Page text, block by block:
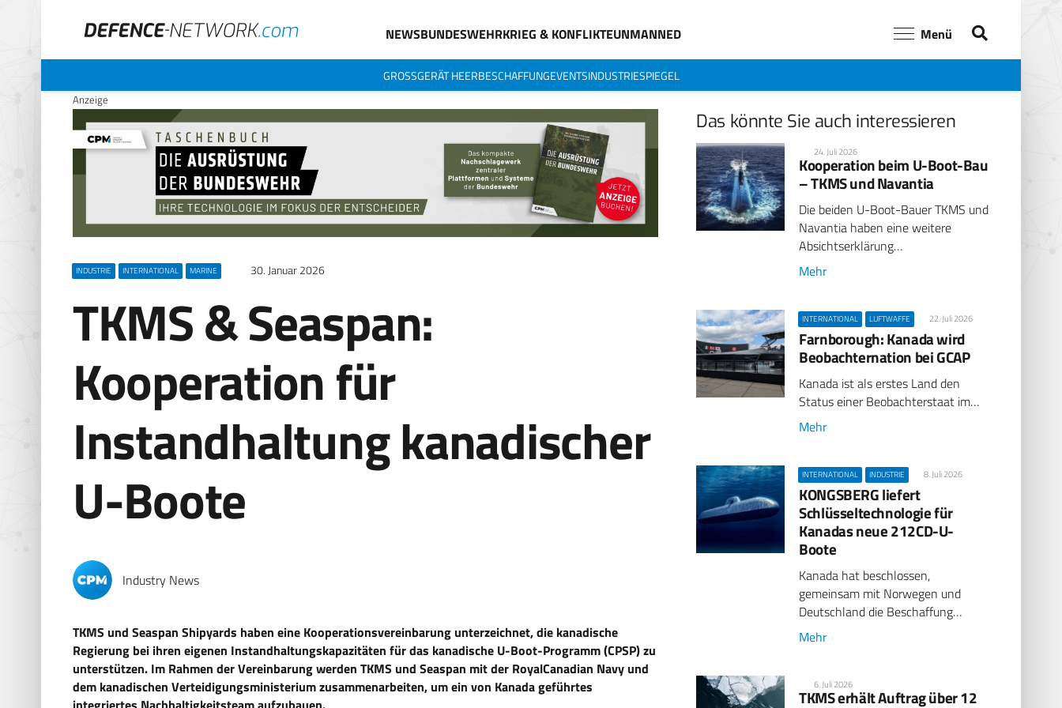
NEWSBUNDESWEHRKRIEG & KONFLIKTEUNMANNED Menü
GROSSGERÄT HEERBESCHAFFUNGEVENTSINDUSTRIESPIEGEL
Anzeige
INDUSTRIE INTERNATIONAL MARINE 30. Januar 2026
TKMS & Seaspan:
Kooperation für
Instandhaltung kanadischer
U-Boote
Industry News
TKMS und Seaspan Shipyards haben eine Kooperationsvereinbarung unterzeichnet, die kanadische
Regierung bei ihren eigenen Instandhaltungskapazitäten für das kanadische U-Boot-Programm (CPSP) zu
unterstützen. Im Rahmen der Vereinbarung werden TKMS und Seaspan mit der RoyalCanadian Navy und
dem kanadischen Verteidigungsministerium zusammenarbeiten, um ein von Kanada geführtes
Das könnte Sie auch interessieren
24. Juli 2026
Kooperation beim U-Boot-Bau
– TKMS und Navantia
Die beiden U-Boot-Bauer TKMS und
Navantia haben eine weitere
Absichtserklärung…
Mehr
INTERNATIONAL LUFTWAFFE 22. Juli 2026
Farnborough: Kanada wird
Beobachternation bei GCAP
Kanada ist als erstes Land den
Status einer Beobachterstaat im…
Mehr
INTERNATIONAL INDUSTRIE 8. Juli 2026
KONGSBERG liefert
Schlüsseltechnologie für
Kanadas neue 212CD-U-
Boote
Kanada hat beschlossen,
gemeinsam mit Norwegen und
Deutschland die Beschaffung…
Mehr
6. Juli 2026
TKMS erhält Auftrag über 12